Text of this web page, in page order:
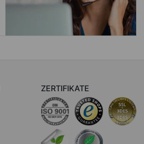
ZERTIFIKATE